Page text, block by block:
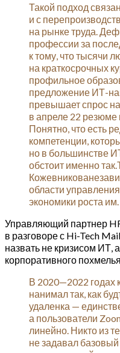
Такой подход
и с
на рынке труда.
профессии за
к тому, что тысячи
на краткосрочных
профильное
предложение ИТ-
превышает спрос
в апреле 22 резюме
Понятно, что есть
компетенции,
но в большинстве
обстоит именно
области
экономики роста
Управляющий партнер
в разговоре с Hi-Tech
назвать не кризисом ИТ,
корпоративного
В 2020—2022 годах
нанимал так, как
удаленка —
а пользователи
линейно. Никто из
не задавал